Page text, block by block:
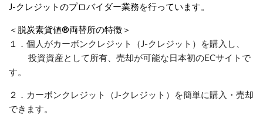
J-クレジットのプロバイダー業務を行っています。
＜脱炭素貨値®両替所の特徴＞
１．個人がカーボンクレジット（J-クレジット）を購入し、
投資資産として所有、売却が可能な日本初のECサイトで
す。
２．カーボンクレジット（J-クレジット）を簡単に購入・売却
できます。